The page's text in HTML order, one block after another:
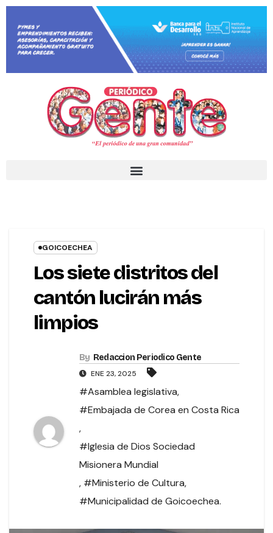
GOICOECHEA
Los siete distritos del
cantón lucirán más
limpios
By Redaccion Periodico Gente
ENE 23, 2025
#Asamblea legislativa,
#Embajada de Corea en Costa Rica
,
#Iglesia de Dios Sociedad
Misionera Mundial
, #Ministerio de Cultura,
#Municipalidad de Goicoechea.